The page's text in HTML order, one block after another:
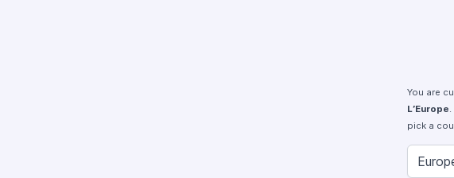
You are
L’Europe
pick a